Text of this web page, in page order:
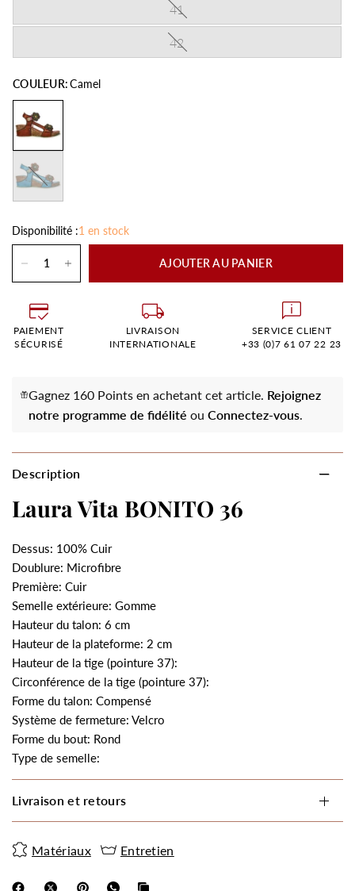
41
42
COULEUR:Camel
Disponibilité :1 en stock
AJOUTER AU PANIER
PAIEMENT
SÉCURISÉ
LIVRAISON
INTERNATIONALE
SERVICE CLIENT
+33 (0)7 61 07 22 23
Gagnez 160 Points en achetant cet article. Rejoignez
notre programme de fidélité ou Connectez-vous.
Description
Laura Vita BONITO 36
Dessus: 100% Cuir
Doublure: Microfibre
Première: Cuir
Semelle extérieure: Gomme
Hauteur du talon: 6 cm
Hauteur de la plateforme: 2 cm
Hauteur de la tige (pointure 37):
Circonférence de la tige (pointure 37):
Forme du talon: Compensé
Système de fermeture: Velcro
Forme du bout: Rond
Type de semelle:
Livraison et retours
Matériaux Entretien